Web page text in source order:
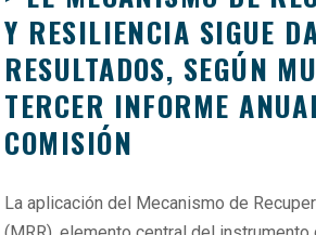
Y RESILIENCIA SIGUE
RESULTADOS, SEGÚN
TERCER INFORME
COMISIÓN
La aplicación del Mecanismo de